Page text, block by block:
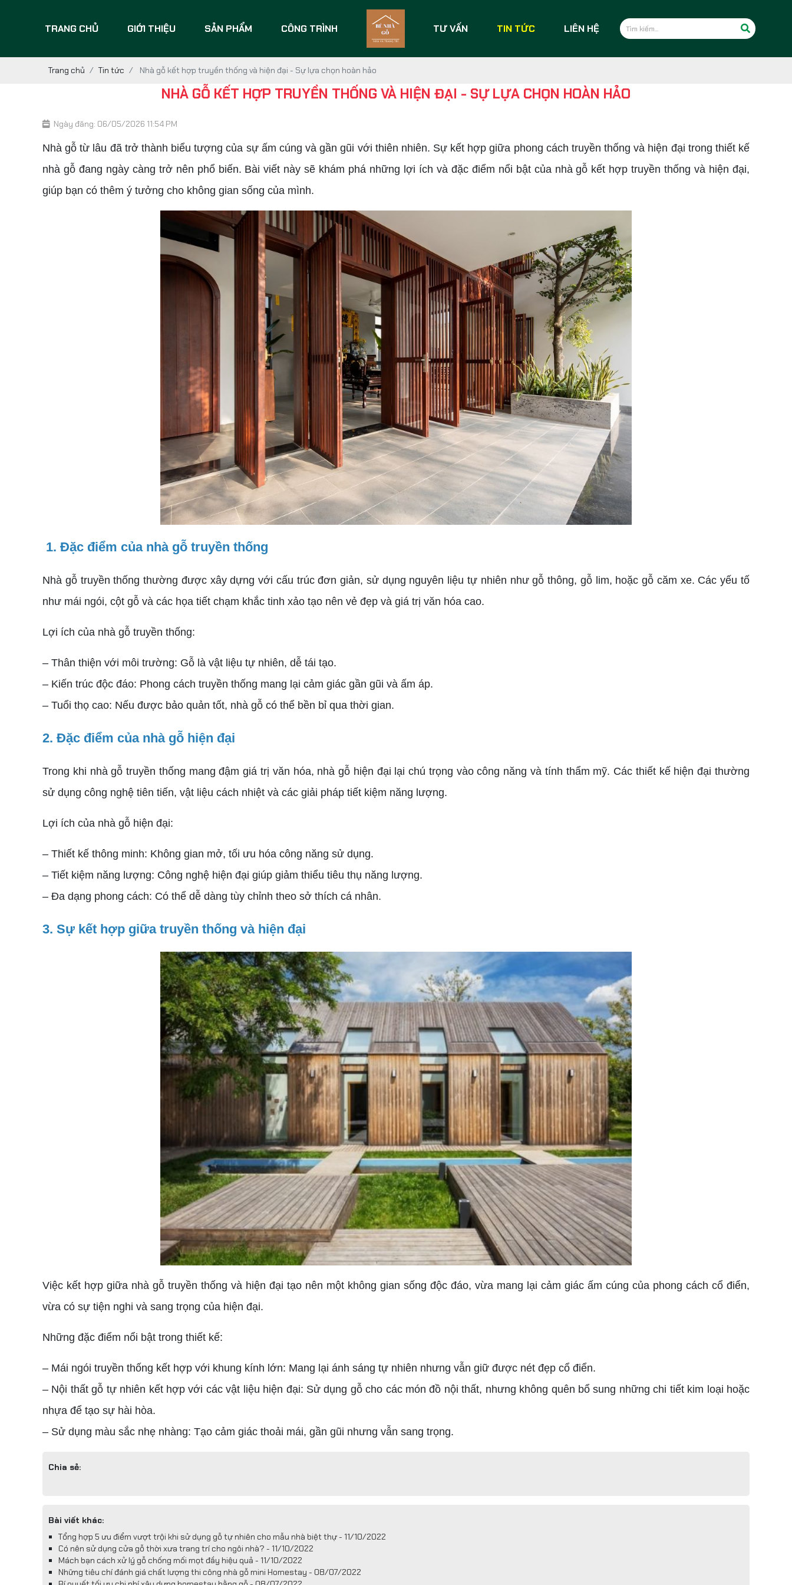
TRANG CHỦ GIỚI THIỆU SẢN PHẨM CÔNG TRÌNH TƯ VẤN TIN TỨC LIÊN HỆ
Trang chủ Tin tức Nhà gỗ kết hợp truyền thống và hiện đại - Sự lựa chọn hoàn hảo
NHÀ GỖ KẾT HỢP TRUYỀN THỐNG VÀ HIỆN ĐẠI - SỰ LỰA CHỌN HOÀN HẢO
Ngày đăng: 06/05/2026 11:54 PM
Nhà gỗ từ lâu đã trở thành biểu tượng của sự ấm cúng và gần gũi với thiên nhiên. Sự kết hợp giữa phong cách truyền thống và hiện đại trong thiết kế
nhà gỗ đang ngày càng trở nên phổ biến. Bài viết này sẽ khám phá những lợi ích và đặc điểm nổi bật của nhà gỗ kết hợp truyền thống và hiện đại,
giúp bạn có thêm ý tưởng cho không gian sống của mình.
1. Đặc điểm của nhà gỗ truyền thống
Nhà gỗ truyền thống thường được xây dựng với cấu trúc đơn giản, sử dụng nguyên liệu tự nhiên như gỗ thông, gỗ lim, hoặc gỗ căm xe. Các yếu tố
như mái ngói, cột gỗ và các họa tiết chạm khắc tinh xảo tạo nên vẻ đẹp và giá trị văn hóa cao.
Lợi ích của nhà gỗ truyền thống:
– Thân thiện với môi trường: Gỗ là vật liệu tự nhiên, dễ tái tạo.
– Kiến trúc độc đáo: Phong cách truyền thống mang lại cảm giác gần gũi và ấm áp.
– Tuổi thọ cao: Nếu được bảo quản tốt, nhà gỗ có thể bền bỉ qua thời gian.
2. Đặc điểm của nhà gỗ hiện đại
Trong khi nhà gỗ truyền thống mang đậm giá trị văn hóa, nhà gỗ hiện đại lại chú trọng vào công năng và tính thẩm mỹ. Các thiết kế hiện đại thường
sử dụng công nghệ tiên tiến, vật liệu cách nhiệt và các giải pháp tiết kiệm năng lượng.
Lợi ích của nhà gỗ hiện đại:
– Thiết kế thông minh: Không gian mở, tối ưu hóa công năng sử dụng.
– Tiết kiệm năng lượng: Công nghệ hiện đại giúp giảm thiểu tiêu thụ năng lượng.
– Đa dạng phong cách: Có thể dễ dàng tùy chỉnh theo sở thích cá nhân.
3. Sự kết hợp giữa truyền thống và hiện đại
Việc kết hợp giữa nhà gỗ truyền thống và hiện đại tạo nên một không gian sống độc đáo, vừa mang lại cảm giác ấm cúng của phong cách cổ điển,
vừa có sự tiện nghi và sang trọng của hiện đại.
Những đặc điểm nổi bật trong thiết kế:
– Mái ngói truyền thống kết hợp với khung kính lớn: Mang lại ánh sáng tự nhiên nhưng vẫn giữ được nét đẹp cổ điển.
– Nội thất gỗ tự nhiên kết hợp với các vật liệu hiện đại: Sử dụng gỗ cho các món đồ nội thất, nhưng không quên bổ sung những chi tiết kim loại hoặc
nhựa để tạo sự hài hòa.
– Sử dụng màu sắc nhẹ nhàng: Tạo cảm giác thoải mái, gần gũi nhưng vẫn sang trọng.
Chia sẻ:
Bài viết khác:
Tổng hợp 5 ưu điểm vượt trội khi sử dụng gỗ tự nhiên cho mẫu nhà biệt thự - 11/10/2022
Có nên sử dụng cửa gỗ thời xưa trang trí cho ngôi nhà? - 11/10/2022
Mách bạn cách xử lý gỗ chống mối mọt đầy hiệu quả - 11/10/2022
Những tiêu chí đánh giá chất lượng thi công nhà gỗ mini Homestay - 08/07/2022